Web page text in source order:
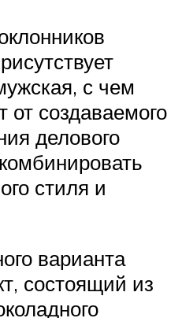
с чем
от создаваемого
делового
стиля и
варианта
состоящий из